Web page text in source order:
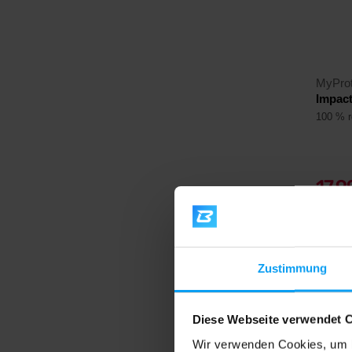
Zustimmung
Diese Webseite verwendet
Wir verwenden Cookies,
100 %
-
4,6